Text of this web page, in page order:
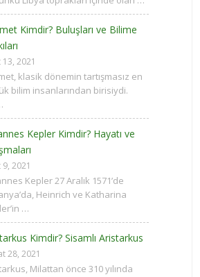
Kimdir? Buluşları ve Bilime
2021
klasik dönemin tartışmasız en
bilim insanlarından birisiydi.
Kepler Kimdir? Hayatı ve
2021
Kepler 27 Aralık 1571’de
Heinrich ve Katharina
…
Kimdir? Sisamlı Aristarkus
28, 2021
Milattan önce 310 yılında